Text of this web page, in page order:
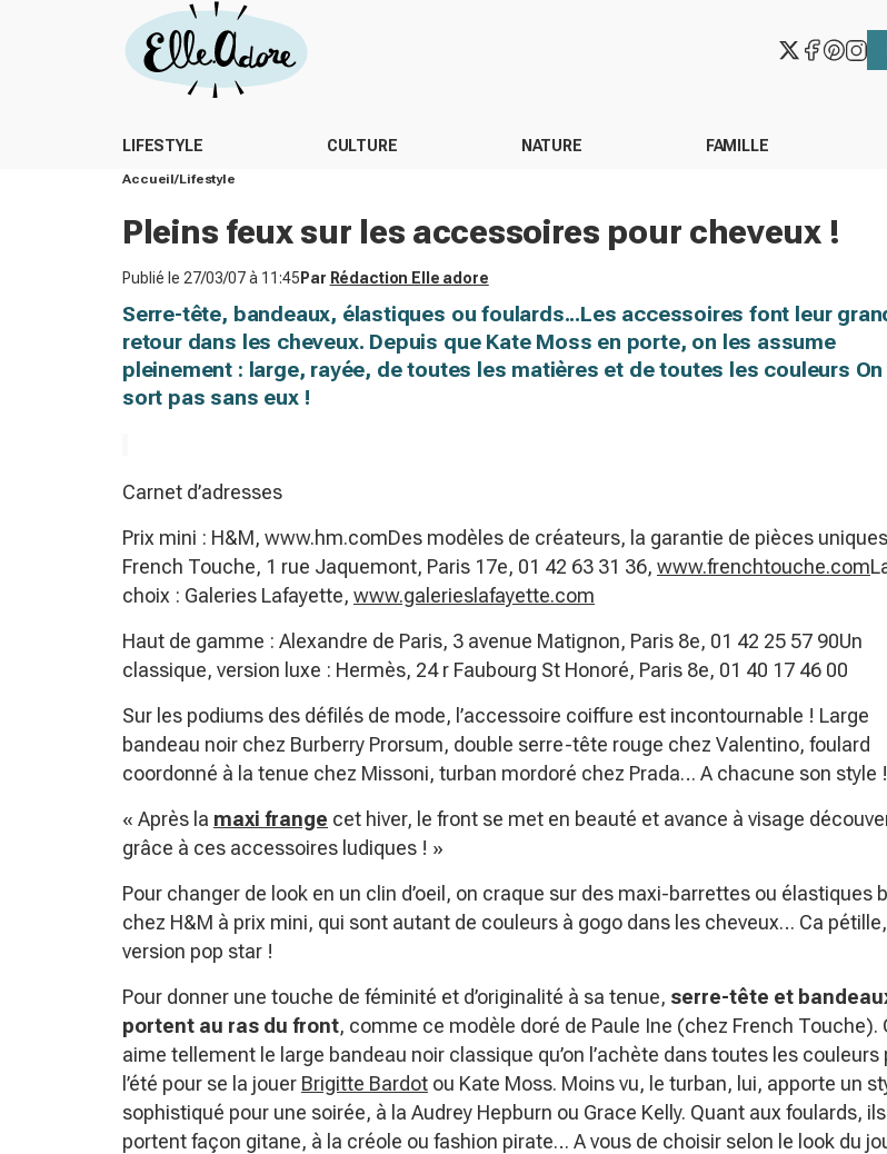
LIFESTYLE CULTURE NATURE FAMILLE
Accueil Lifestyle
Pleins feux sur les accessoires pour cheveux !
Publié le 27/03/07 à 11:45 Par Rédaction Elle adore
Serre-tête, bandeaux, élastiques ou foulards...Les accessoires font leur
retour dans les cheveux. Depuis que Kate Moss en porte, on les assume
pleinement : large, rayée, de toutes les matières et de toutes les couleurs On
sort pas sans eux !
Carnet d’adresses
Prix mini : H&M, www.hm.comDes modèles de créateurs, la garantie de pièces
French Touche, 1 rue Jaquemont, Paris 17e, 01 42 63 31 36, www.frenchtouche.com
choix : Galeries Lafayette, www.galerieslafayette.com
Haut de gamme : Alexandre de Paris, 3 avenue Matignon, Paris 8e, 01 42 25 57 90Un
classique, version luxe : Hermès, 24 r Faubourg St Honoré, Paris 8e, 01 40 17 46 00
Sur les podiums des défilés de mode, l’accessoire coiffure est incontournable ! Large
bandeau noir chez Burberry Prorsum, double serre-tête rouge chez Valentino, foulard
coordonné à la tenue chez Missoni, turban mordoré chez Prada… A chacune son style !
« Après la maxi frange cet hiver, le front se met en beauté et avance à visage
grâce à ces accessoires ludiques ! »
Pour changer de look en un clin d’oeil, on craque sur des maxi-barrettes ou élastiques
chez H&M à prix mini, qui sont autant de couleurs à gogo dans les cheveux… Ca pétille,
version pop star !
Pour donner une touche de féminité et d’originalité à sa tenue, serre-tête et
portent au ras du front, comme ce modèle doré de Paule Ine (chez French Touche).
aime tellement le large bandeau noir classique qu’on l’achète dans toutes les couleurs
l’été pour se la jouer Brigitte Bardot ou Kate Moss. Moins vu, le turban, lui, apporte un
sophistiqué pour une soirée, à la Audrey Hepburn ou Grace Kelly. Quant aux foulards,
portent façon gitane, à la créole ou fashion pirate… A vous de choisir selon le look du